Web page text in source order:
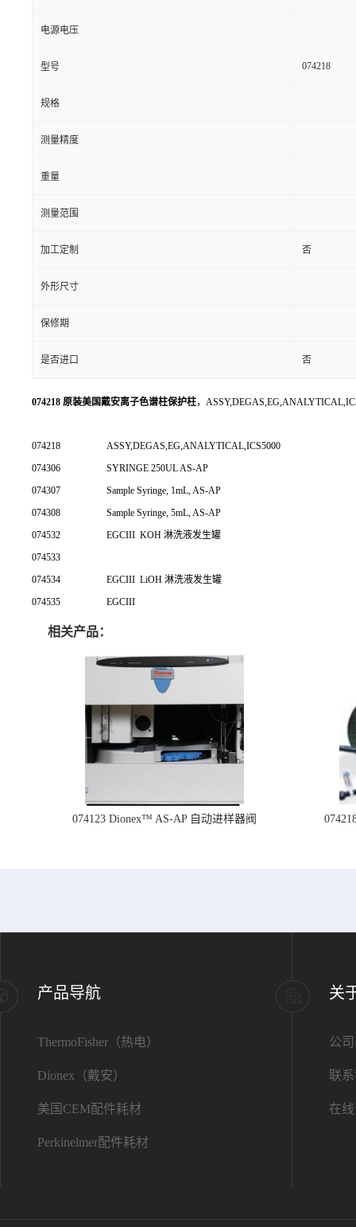
电源电压
型号 074218
规格
测量精度
重量
测量范围
加工定制 否
外形尺寸
保修期
是否进口 否
074218 原装美国戴安离子色谱柱保护柱，
074218
ASSY,DEGAS,EG,ANALYTICAL,ICS5000
074306
SYRINGE 250UL AS-AP
074307
Sample Syringe, 1mL, AS-AP
074308
Sample Syringe, 5mL, AS-AP
074532
EGCIII KOH 淋洗液发生罐
074533
074534
EGCIII LiOH 淋洗液发生罐
074535
EGCIII
相关产品：
074123 Dionex™ AS-AP 自动进样器阀
产品导航
ThermoFisher（热电）
Dionex（戴安）
美国CEM配件耗材
Perkinelmer配件耗材
关
公
联
在